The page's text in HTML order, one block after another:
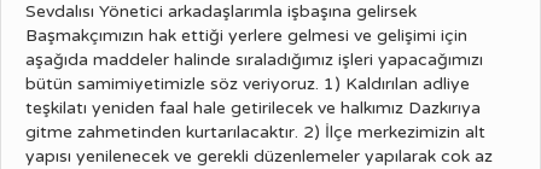
Sevdalısı Yönetici arkadaşlarımla işbaşına gelirsek
Başmakçımızın hak ettiği yerlere gelmesi ve gelişimi için
aşağıda maddeler halinde sıraladığımız işleri yapacağımızı
bütün samimiyetimizle söz veriyoruz. 1) Kaldırılan adliye
teşkilatı yeniden faal hale getirilecek ve halkımız Dazkırıya
gitme zahmetinden kurtarılacaktır. 2) İlçe merkezimizin alt
yapısı yenilenecek ve gerekli düzenlemeler yapılarak cok az